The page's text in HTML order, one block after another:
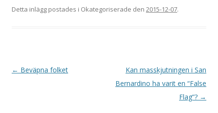
Detta inlägg postades i Okategoriserade den 2015-12-07.
Inläggsnavigering
← Beväpna folket
Kan masskjutningen i San
Bernardino ha varit en “False
Flag”? →